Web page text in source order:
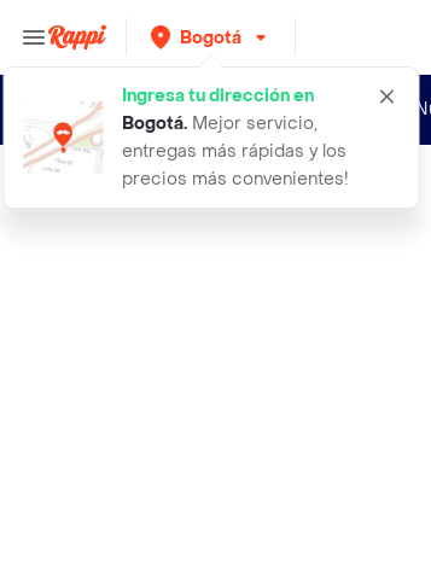
Bogotá
Ingresa tu dirección en
Bogotá. Mejor servicio,
entregas más rápidas y los
precios más convenientes!
bebedero para pelos l argos azul 1l